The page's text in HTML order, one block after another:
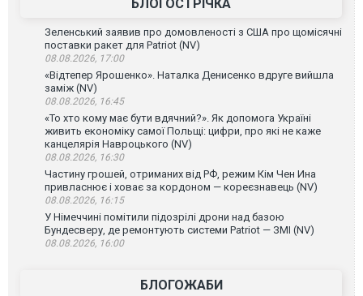
БЛОГОСТРІЧКА
Зеленський заявив про домовленості з США про щомісячні
поставки ракет для Patriot (NV)
08.08.2026, 17:00
«Відтепер Ярошенко». Наталка Денисенко вдруге вийшла
заміж (NV)
08.08.2026, 16:45
«То хто кому має бути вдячний?». Як допомога Україні
живить економіку самої Польщі: цифри, про які не каже
канцелярія Навроцького (NV)
08.08.2026, 16:30
Частину грошей, отриманих від РФ, режим Кім Чен Ина
привласнює і ховає за кордоном — кореєзнавець (NV)
08.08.2026, 16:15
У Німеччині помітили підозрілі дрони над базою
Бундесверу, де ремонтують системи Patriot — ЗМІ (NV)
08.08.2026, 16:00
БЛОГОЖАБИ